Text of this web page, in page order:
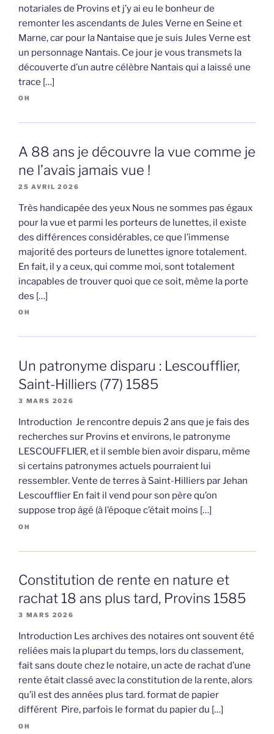
notariales de Provins et j’y ai eu le bonheur de
remonter les ascendants de Jules Verne en Seine et
Marne, car pour la Nantaise que je suis Jules Verne est
un personnage Nantais. Ce jour je vous transmets la
découverte d’un autre célèbre Nantais qui a laissé une
trace […]
OH
A 88 ans je découvre la vue comme je
ne l’avais jamais vue !
25 AVRIL 2026
Très handicapée des yeux Nous ne sommes pas égaux
pour la vue et parmi les porteurs de lunettes, il existe
des différences considérables, ce que l’immense
majorité des porteurs de lunettes ignore totalement.
En fait, il y a ceux, qui comme moi, sont totalement
incapables de trouver quoi que ce soit, même la porte
des […]
OH
Un patronyme disparu : Lescoufflier,
Saint-Hilliers (77) 1585
3 MARS 2026
Introduction Je rencontre depuis 2 ans que je fais des
recherches sur Provins et environs, le patronyme
LESCOUFFLIER, et il semble bien avoir disparu, même
si certains patronymes actuels pourraient lui
ressembler. Vente de terres à Saint-Hilliers par Jehan
Lescoufflier En fait il vend pour son père qu’on
suppose trop âgé (à l’époque c’était moins […]
OH
Constitution de rente en nature et
rachat 18 ans plus tard, Provins 1585
3 MARS 2026
Introduction Les archives des notaires ont souvent été
reliées mais la plupart du temps, lors du classement,
fait sans doute chez le notaire, un acte de rachat d’une
rente était classé avec la constitution de la rente, alors
qu’il est des années plus tard. format de papier
différent Pire, parfois le format du papier du […]
OH